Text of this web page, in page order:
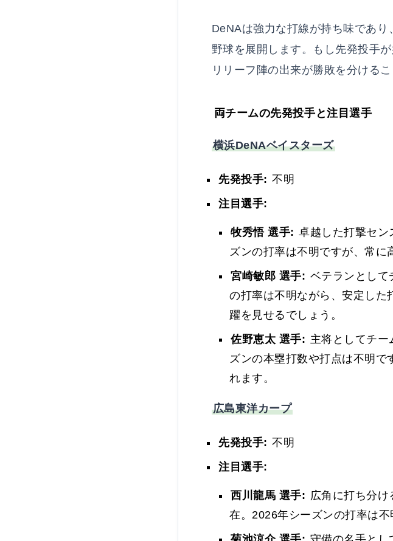
DeNAは強力な打線が持ち味であ
野球を展開します。もし先発投手
リリーフ陣の出来が勝敗を分ける
両チームの先発投手と注目選手
横浜DeNAベイスターズ
先発投手: 不明
注目選手:
牧秀悟 選手: 卓越した打撃セ
ズンの打率は不明ですが、常に
宮崎敏郎 選手: ベテランとして
の打率は不明ながら、安定した
躍を見せるでしょう。
佐野恵太 選手: 主将としてチ
ズンの本塁打数や打点は不明で
れます。
広島東洋カープ
先発投手: 不明
注目選手:
西川龍馬 選手: 広角に打ち分
在。2026年シーズンの打率は